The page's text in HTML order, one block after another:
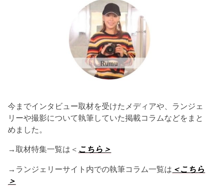
今までインタビュー取材を受けたメディアや、ランジェ
リーや撮影について執筆していた掲載コラムなどをまと
めました。
→取材特集一覧は＜ こちら＞
→ランジェリーサイト内での執筆コラム一覧は ＜こちら
＞